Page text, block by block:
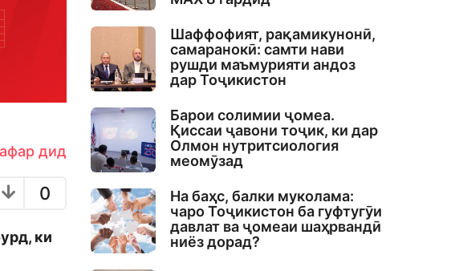
дид
0
ки
Шаффофият, рақамикунонӣ,
самаранокӣ: самти нави
рушди маъмурияти андоз
дар Тоҷикистон
Барои солимии ҷомеа.
Қиссаи ҷавони тоҷик, ки дар
Олмон нутритсиология
меомӯзад
На баҳс, балки муколама:
чаро Тоҷикистон ба гуфтугӯи
давлат ва ҷомеаи шаҳрвандӣ
ниёз дорад?